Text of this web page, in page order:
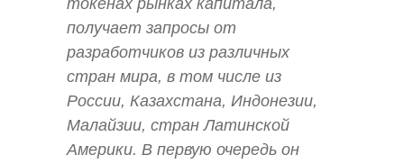
получает запросы от
разработчиков из различных
стран мира, в том числе из
России, Казахстана, Индонезии,
Малайзии, стран Латинской
Америки. В первую очередь он